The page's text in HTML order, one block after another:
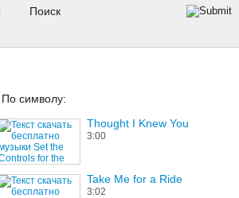
По символу:
Thought I Knew You
3:00
Take Me for a Ride
3:02